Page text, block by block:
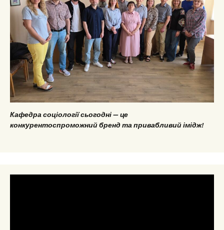
Кафедра соціології сьогодні — це
конкурентоспроможний бренд та привабливий імідж!